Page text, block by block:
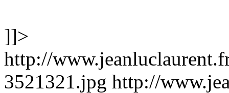
]]>
http://
3521321.jpg http://